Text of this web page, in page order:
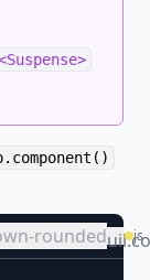
rounded js